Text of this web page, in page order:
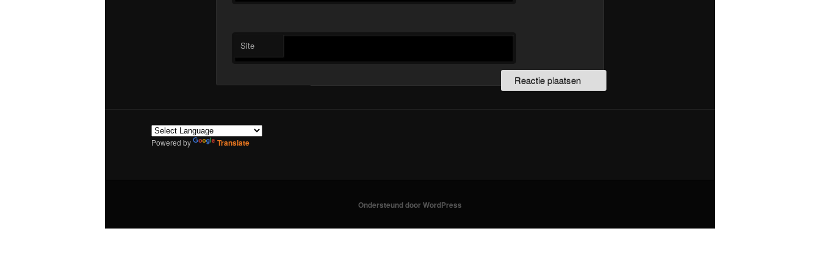
Site
Powered by Translate
Ondersteund door WordPress